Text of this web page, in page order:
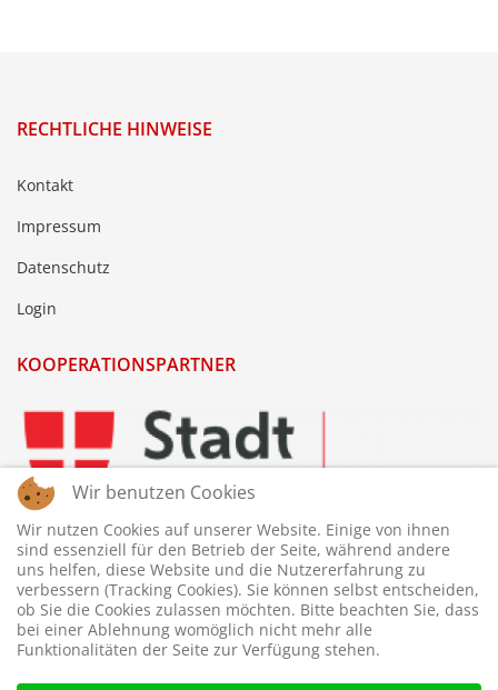
RECHTLICHE HINWEISE
Kontakt
Impressum
Datenschutz
Login
KOOPERATIONSPARTNER
Wir benutzen Cookies
Wir nutzen Cookies auf unserer Website. Einige von ihnen
sind essenziell für den Betrieb der Seite, während andere
uns helfen, diese Website und die Nutzererfahrung zu
verbessern (Tracking Cookies). Sie können selbst entscheiden,
ob Sie die Cookies zulassen möchten. Bitte beachten Sie, dass
bei einer Ablehnung womöglich nicht mehr alle
Funktionalitäten der Seite zur Verfügung stehen.